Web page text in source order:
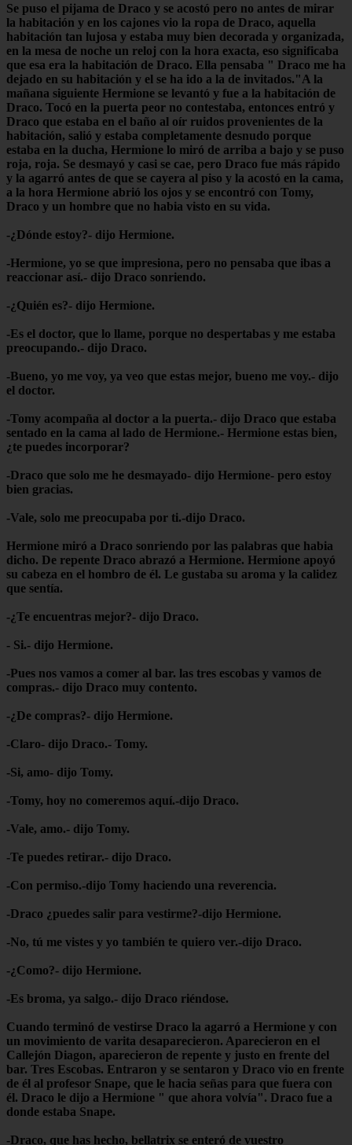
Se puso el pijama de Draco y se acostó pero no antes de mirar
la habitación y en los cajones vio la ropa de Draco, aquella
habitación tan lujosa y estaba muy bien decorada y organizada,
en la mesa de noche un reloj con la hora exacta, eso significaba
que esa era la habitación de Draco. Ella pensaba " Draco me ha
dejado en su habitación y el se ha ido a la de invitados."A la
mañana siguiente Hermione se levantó y fue a la habitación de
Draco. Tocó en la puerta peor no contestaba, entonces entró y
Draco que estaba en el baño al oír ruidos provenientes de la
habitación, salió y estaba completamente desnudo porque
estaba en la ducha, Hermione lo miró de arriba a bajo y se puso
roja, roja. Se desmayó y casi se cae, pero Draco fue más rápido
y la agarró antes de que se cayera al piso y la acostó en la cama,
a la hora Hermione abrió los ojos y se encontró con Tomy,
Draco y un hombre que no habia visto en su vida.
-¿Dónde estoy?- dijo Hermione.
-Hermione, yo se que impresiona, pero no pensaba que ibas a
reaccionar así.- dijo Draco sonriendo.
-¿Quién es?- dijo Hermione.
-Es el doctor, que lo llame, porque no despertabas y me estaba
preocupando.- dijo Draco.
-Bueno, yo me voy, ya veo que estas mejor, bueno me voy.- dijo
el doctor.
-Tomy acompaña al doctor a la puerta.- dijo Draco que estaba
sentado en la cama al lado de Hermione.- Hermione estas bien,
¿te puedes incorporar?
-Draco que solo me he desmayado- dijo Hermione- pero estoy
bien gracias.
-Vale, solo me preocupaba por ti.-dijo Draco.
Hermione miró a Draco sonriendo por las palabras que habia
dicho. De repente Draco abrazó a Hermione. Hermione apoyó
su cabeza en el hombro de él. Le gustaba su aroma y la calidez
que sentía.
-¿Te encuentras mejor?- dijo Draco.
- Si.- dijo Hermione.
-Pues nos vamos a comer al bar. las tres escobas y vamos de
compras.- dijo Draco muy contento.
-¿De compras?- dijo Hermione.
-Claro- dijo Draco.- Tomy.
-Si, amo- dijo Tomy.
-Tomy, hoy no comeremos aquí.-dijo Draco.
-Vale, amo.- dijo Tomy.
-Te puedes retirar.- dijo Draco.
-Con permiso.-dijo Tomy haciendo una reverencia.
-Draco ¿puedes salir para vestirme?-dijo Hermione.
-No, tú me vistes y yo también te quiero ver.-dijo Draco.
-¿Como?- dijo Hermione.
-Es broma, ya salgo.- dijo Draco riéndose.
Cuando terminó de vestirse Draco la agarró a Hermione y con
un movimiento de varita desaparecieron. Aparecieron en el
Callejón Diagon, aparecieron de repente y justo en frente del
bar. Tres Escobas. Entraron y se sentaron y Draco vio en frente
de él al profesor Snape, que le hacia señas para que fuera con
él. Draco le dijo a Hermione " que ahora volvía". Draco fue a
donde estaba Snape.
-Draco, que has hecho, bellatrix se enteró de vuestro